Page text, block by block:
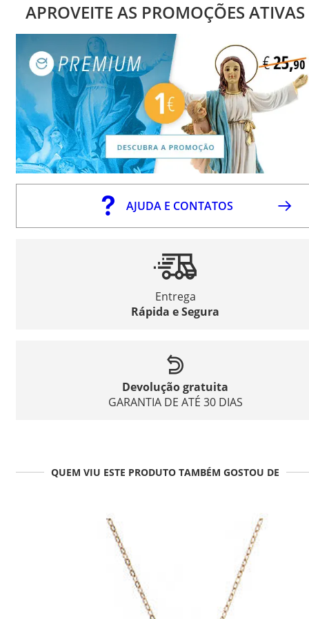
APROVEITE AS PROMOÇÕES ATIVAS
AJUDA E CONTATOS
Entrega
Rápida e Segura
Devolução gratuita
GARANTIA DE ATÉ 30 DIAS
QUEM VIU ESTE PRODUTO TAMBÉM GOSTOU DE